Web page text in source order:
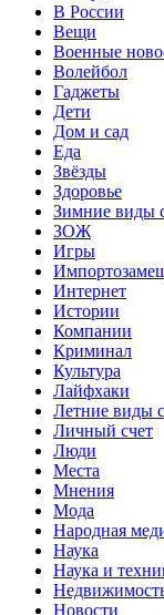
В России
Вещи
Военные
Волейбол
Гаджеты
Дети
Дом и сад
Еда
Звёзды
Здоровье
Зимние виды
ЗОЖ
Игры
Интернет
Истории
Компании
Криминал
Культура
Лайфхаки
Летние виды
Личный счет
Люди
Места
Мнения
Мода
Народная
Наука
Наука и
Новости